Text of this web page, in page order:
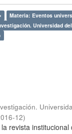
Materia: Eventos
Universidad
12)
revista